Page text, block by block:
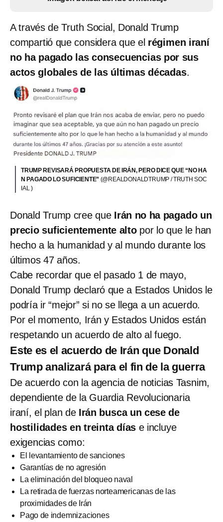
A través de Truth Social, Donald Trump
compartió que considera que el régimen iraní
no ha pagado las consecuencias por sus
actos globales de las últimas décadas.
TRUMP REVISARÁ PROPUESTA DE IRÁN, PERO DICE QUE “NO HA
N PAGADO LO SUFICIENTE” (@REALDONALDTRUMP / TRUTH SOC
IAL )
Donald Trump cree queIrán no ha pagado un
precio suficientemente altopor lo que le han
hecho a la humanidad y al mundo durante los
últimos 47 años.
Cabe recordar que el pasado 1 de mayo,
Donald Trump declaró que a Estados Unidos le
podría ir “mejor” si no se llega a un acuerdo.
Por el momento, Irán y Estados Unidos están
respetando un acuerdo de alto al fuego.
Este es el acuerdo de Irán que Donald
Trump analizará para el fin de la guerra
De acuerdo con la agencia de noticias Tasnim,
dependiente de la Guardia Revolucionaria
iraní, el plan de Irán busca un cese de
hostilidades en treinta días e incluye
exigencias como:
El levantamiento de sanciones
Garantías de no agresión
La eliminación del bloqueo naval
La retirada de fuerzas norteamericanas de las
proximidades de Irán
Pago de indemnizaciones